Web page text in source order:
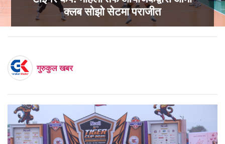
क्लब सोझो सेटमा पराजीत
गुरुकुल खबर